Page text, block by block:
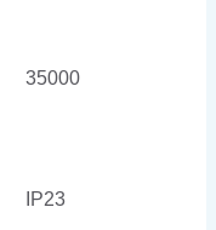
35000
IP23